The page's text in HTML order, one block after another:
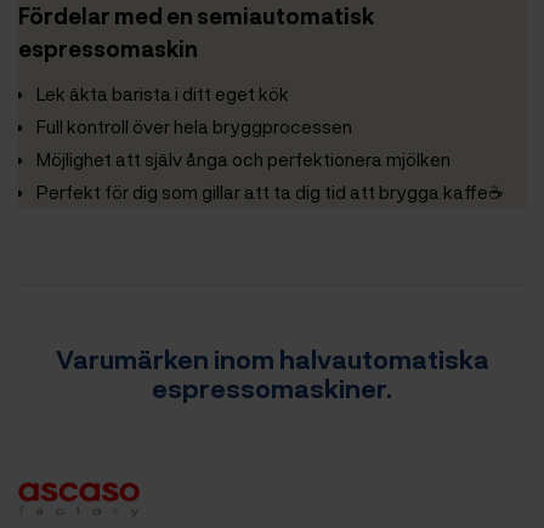
Fördelar med en semiautomatisk
espressomaskin
Lek äkta barista i ditt eget kök
Full kontroll över hela bryggprocessen
Möjlighet att själv ånga och perfektionera mjölken
Perfekt för dig som gillar att ta dig tid att brygga kaffe☕️
Varumärken inom halvautomatiska
espressomaskiner.